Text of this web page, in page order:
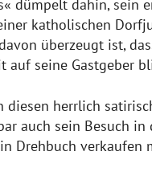
dümpelt dahin, sein
katholischen
überzeugt ist,
auf seine Gastgeber
herrlich
auch sein Besuch in
Drehbuch verkaufen